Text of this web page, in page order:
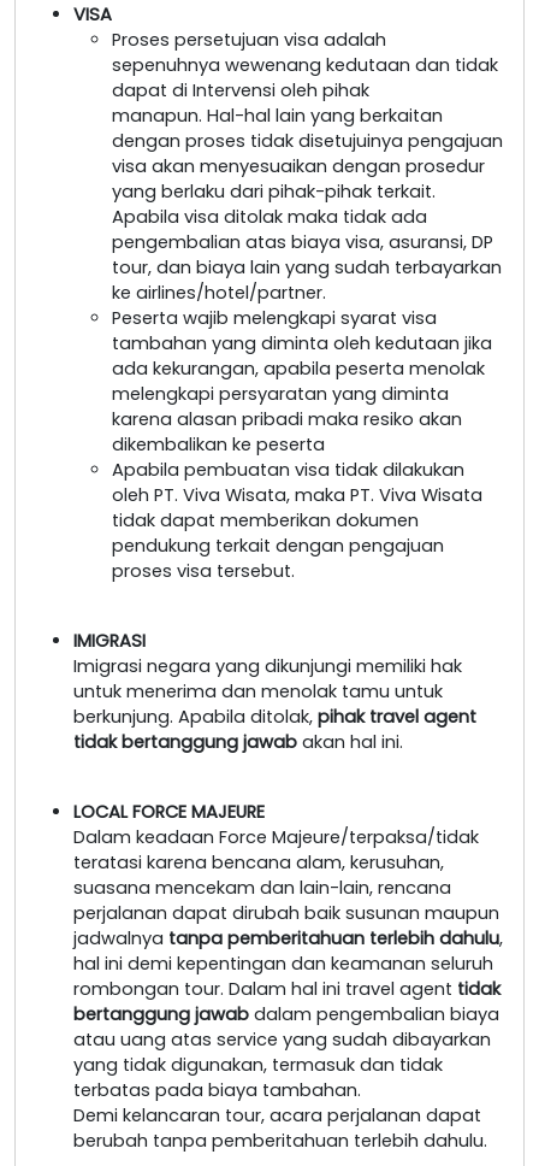
VISA
Proses persetujuan visa adalah
sepenuhnya wewenang kedutaan dan tidak
dapat di Intervensi oleh pihak
manapun. Hal-hal lain yang berkaitan
dengan proses tidak disetujuinya pengajuan
visa akan menyesuaikan dengan prosedur
yang berlaku dari pihak-pihak terkait.
Apabila visa ditolak maka tidak ada
pengembalian atas biaya visa, asuransi, DP
tour, dan biaya lain yang sudah terbayarkan
ke airlines/hotel/partner.
Peserta wajib melengkapi syarat visa
tambahan yang diminta oleh kedutaan jika
ada kekurangan, apabila peserta menolak
melengkapi persyaratan yang diminta
karena alasan pribadi maka resiko akan
dikembalikan ke peserta
Apabila pembuatan visa tidak dilakukan
oleh PT. Viva Wisata, maka PT. Viva Wisata
tidak dapat memberikan dokumen
pendukung terkait dengan pengajuan
proses visa tersebut.
IMIGRASI
Imigrasi negara yang dikunjungi memiliki hak
untuk menerima dan menolak tamu untuk
berkunjung. Apabila ditolak, pihak travel agent
tidak bertanggung jawab akan hal ini.
LOCAL FORCE MAJEURE
Dalam keadaan Force Majeure/terpaksa/tidak
teratasi karena bencana alam, kerusuhan,
suasana mencekam dan lain-lain, rencana
perjalanan dapat dirubah baik susunan maupun
jadwalnya tanpa pemberitahuan terlebih dahulu,
hal ini demi kepentingan dan keamanan seluruh
rombongan tour. Dalam hal ini travel agent tidak
bertanggung jawab dalam pengembalian biaya
atau uang atas service yang sudah dibayarkan
yang tidak digunakan, termasuk dan tidak
terbatas pada biaya tambahan.
Demi kelancaran tour, acara perjalanan dapat
berubah tanpa pemberitahuan terlebih dahulu.